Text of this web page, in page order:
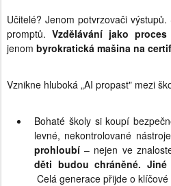
Učitelé? Jenom potvrzovači
promptů. Vzdělávání jako
jenom byrokratická mašina na
Vznikne hluboká „AI propast" mezi
Bohaté školy si koupí
levné, nekontrolované
prohloubí – nejen ve
děti budou chráněné.
Celá generace přijde o